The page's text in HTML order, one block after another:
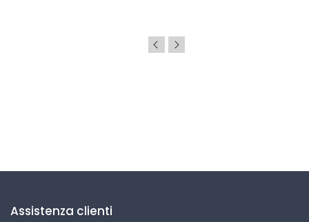
Assistenza clienti